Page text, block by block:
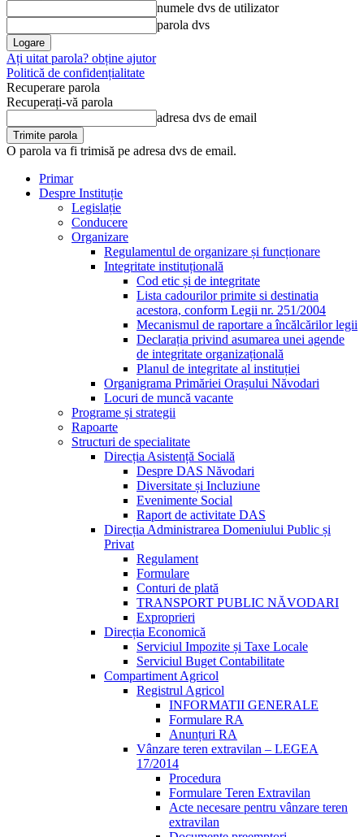
numele dvs de utilizator
parola dvs
Ați uitat parola? obține ajutor
Politică de confidențialitate
Recuperare parola
Recuperați-vă parola
adresa dvs de email
O parola va fi trimisă pe adresa dvs de email.
Primar
Despre Instituție
Legislație
Conducere
Organizare
Regulamentul de organizare și funcționare
Integritate instituțională
Cod etic și de integritate
Lista cadourilor primite si destinatia
acestora, conform Legii nr. 251/2004
Mecanismul de raportare a încălcărilor legii
Declarația privind asumarea unei agende
de integritate organizațională
Planul de integritate al instituției
Organigrama Primăriei Orașului Năvodari
Locuri de muncă vacante
Programe și strategii
Rapoarte
Structuri de specialitate
Direcția Asistență Socială
Despre DAS Năvodari
Diversitate și Incluziune
Evenimente Social
Raport de activitate DAS
Direcția Administrarea Domeniului Public și
Privat
Regulament
Formulare
Conturi de plată
TRANSPORT PUBLIC NĂVODARI
Exproprieri
Direcția Economică
Serviciul Impozite și Taxe Locale
Serviciul Buget Contabilitate
Compartiment Agricol
Registrul Agricol
INFORMATII GENERALE
Formulare RA
Anunțuri RA
Vânzare teren extravilan – LEGEA
17/2014
Procedura
Formulare Teren Extravilan
Acte necesare pentru vânzare teren
extravilan